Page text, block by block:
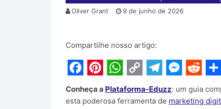
Oliver Grant
9 de junho de 2026
Compartilhe nosso artigo:
F
a
P
i
W
h
C
o
T
e
M
e
R
e
S
h
Conheça a Plataforma-Eduzz: um guia
esta poderosa ferramenta de marketing